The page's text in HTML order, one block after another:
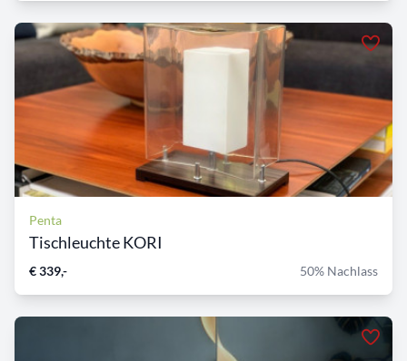
Penta
Tischleuchte KORI
€ 339,- 50% Nachlass